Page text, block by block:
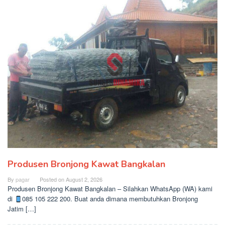
Produsen Bronjong Kawat Bangkalan
By pagar Posted onAugust 2, 2026
Produsen Bronjong Kawat Bangkalan – Silahkan WhatsApp (WA) kami
di
085 105 222 200. Buat anda dimana membutuhkan Bronjong
Jatim […]